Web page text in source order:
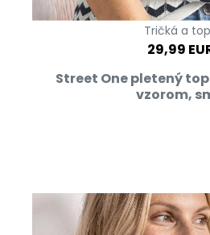
Tričká a
29,99
Street One pletený
vzorom,